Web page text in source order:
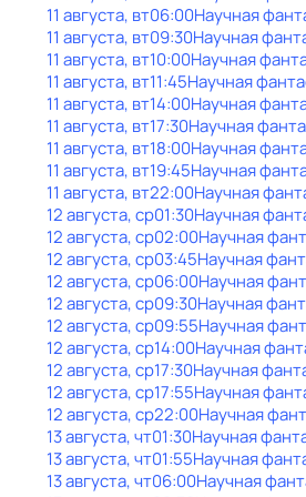
11 августа, вт06:00Научная
11 августа, вт09:30Научная
11 августа, вт10:00Научная
11 августа, вт11:45Научная
11 августа, вт14:00Научная
11 августа, вт17:30Научная
11 августа, вт18:00Научная
11 августа, вт19:45Научная
11 августа, вт22:00Научная
12 августа, ср01:30Научная
12 августа, ср02:00Научная
12 августа, ср03:45Научная
12 августа, ср06:00Научная
12 августа, ср09:30Научная
12 августа, ср09:55Научная
12 августа, ср14:00Научная
12 августа, ср17:30Научная
12 августа, ср17:55Научная
12 августа, ср22:00Научная
13 августа, чт01:30Научная
13 августа, чт01:55Научная
13 августа, чт06:00Научная